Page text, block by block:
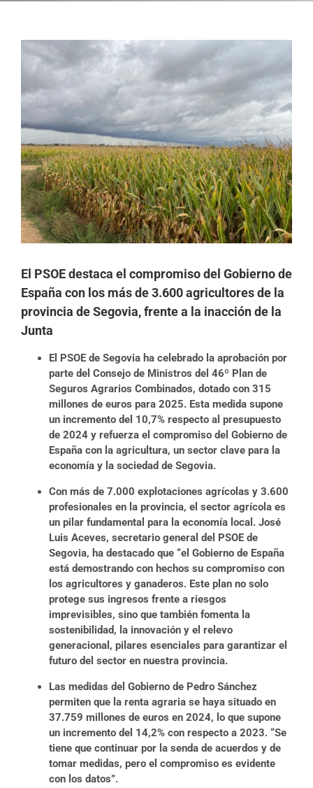
imagen
más
grande
El PSOE destaca el compromiso del Gobierno de
España con los más de 3.600 agricultores de la
provincia de Segovia, frente a la inacción de la
Junta
El PSOE de Segovia ha celebrado la aprobación por
parte del Consejo de Ministros del 46º Plan de
Seguros Agrarios Combinados, dotado con 315
millones de euros para 2025. Esta medida supone
un incremento del 10,7% respecto al presupuesto
de 2024 y refuerza el compromiso del Gobierno de
España con la agricultura, un sector clave para la
economía y la sociedad de Segovia.
Con más de 7.000 explotaciones agrícolas y 3.600
profesionales en la provincia, el sector agrícola es
un pilar fundamental para la economía local. José
Luis Aceves, secretario general del PSOE de
Segovia, ha destacado que “el Gobierno de España
está demostrando con hechos su compromiso con
los agricultores y ganaderos. Este plan no solo
protege sus ingresos frente a riesgos
imprevisibles, sino que también fomenta la
sostenibilidad, la innovación y el relevo
generacional, pilares esenciales para garantizar el
futuro del sector en nuestra provincia.
Las medidas del Gobierno de Pedro Sánchez
permiten que la renta agraria se haya situado en
37.759 millones de euros en 2024, lo que supone
un incremento del 14,2% con respecto a 2023. “Se
tiene que continuar por la senda de acuerdos y de
tomar medidas, pero el compromiso es evidente
con los datos”.